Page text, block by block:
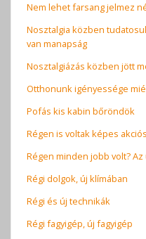
Nem lehet farsang jelmez
Nosztalgia közben
van manapság
Nosztalgiázás közben jött
Otthonunk igényessége
Pofás kis kabin bőröndök
Régen is voltak képes
Régen minden jobb volt?
Régi dolgok, új klímában
Régi és új technikák
Régi fagyigép, új fagyigép